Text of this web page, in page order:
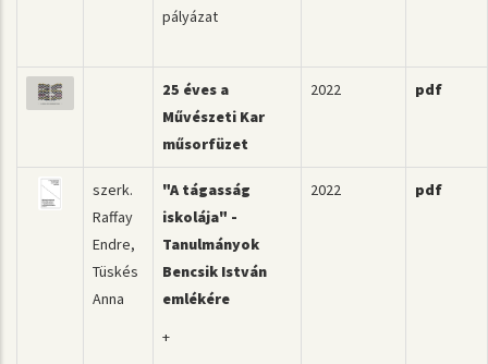
pályázat
25 éves a
Művészeti Kar
műsorfüzet
2022 pdf
szerk.
Raffay
Endre,
Tüskés
Anna
"A tágasság
iskolája" -
Tanulmányok
Bencsik István
emlékére
+
2022 pdf